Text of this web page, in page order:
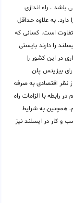
باشد . راه اندازی
به علاوه حداقل
است. کسانی که
را دارند بایستی
در این کشور را
بیزینس پلن
نظر اقتصادی به صرفه
رابطه با الزامات راه
همچنین به شرایط
و کار در ایسلند نیز